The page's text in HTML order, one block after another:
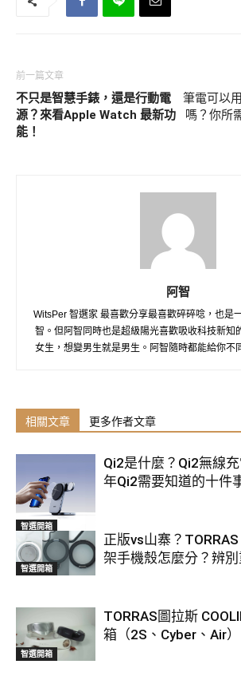
前一篇文章
不只是智慧手錶，還是行動電
源？來看Apple Watch 最新功
能！
筆電可以
嗎？你所
阿智
WitsPer 智選家 最喜歡分享最喜歡碎碎唸，也是
智。但阿智同時也是超級陽光喜歡吸收科技新知
女生，想變男生就是男生。阿智隨時都能給你不
相關文章 更多作者文章
智選開箱
Qi2是什麼？Qi2無線
年Qi2需要知道的十件
智選開箱
正版vs山寨？
架手機殼怎麼分？辨別
智選開箱
TORRAS圖拉斯
箱（2S、Cyber、Air）